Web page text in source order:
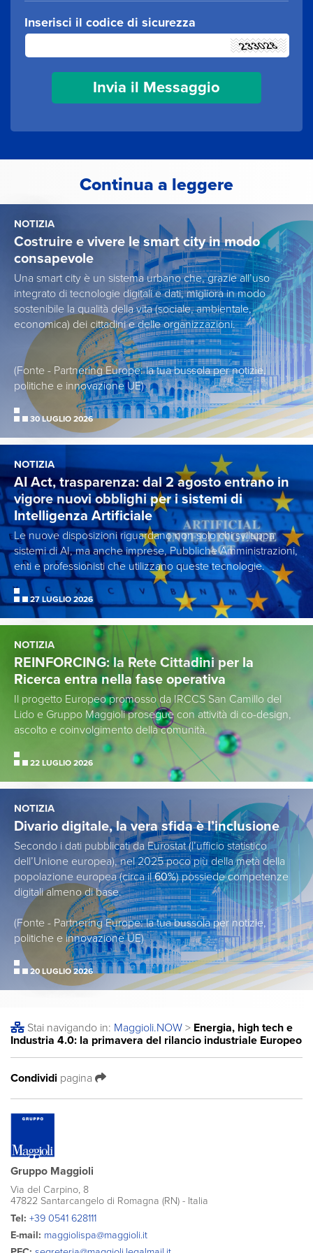
Inserisci il codice di sicurezza
Continua a leggere
NOTIZIA
Costruire e vivere le smart city in modo
consapevole
Una smart city è un sistema urbano che, grazie all’uso
integrato di tecnologie digitali e dati, migliora in modo
sostenibile la qualità della vita (sociale, ambientale,
economica) dei cittadini e delle organizzazioni.
(Fonte - Partnering Europe: la tua bussola per notizie,
politiche e innovazione UE)
30 LUGLIO 2026
NOTIZIA
AI Act, trasparenza: dal 2 agosto entrano in
vigore nuovi obblighi per i sistemi di
Intelligenza Artificiale
Le nuove disposizioni riguardano non solo chi sviluppa
sistemi di AI, ma anche imprese, Pubbliche Amministrazioni,
enti e professionisti che utilizzano queste tecnologie.
27 LUGLIO 2026
NOTIZIA
REINFORCING: la Rete Cittadini per la
Ricerca entra nella fase operativa
Il progetto Europeo promosso da IRCCS San Camillo del
Lido e Gruppo Maggioli prosegue con attività di co-design,
ascolto e coinvolgimento della comunità.
22 LUGLIO 2026
NOTIZIA
Divario digitale, la vera sfida è l’inclusione
Secondo i dati pubblicati da Eurostat (l’ufficio statistico
dell’Unione europea), nel 2025 poco più della metà della
popolazione europea (circa il60%) possiede competenze
digitali almeno di base.
(Fonte - Partnering Europe: la tua bussola per notizie,
politiche e innovazione UE)
20 LUGLIO 2026
Stai navigando in: Maggioli.NOW > Energia, high tech e
Industria 4.0: la primavera del rilancio industriale Europeo
Condividi pagina
Gruppo Maggioli
Via del Carpino, 8
47822 Santarcangelo di Romagna (RN) - Italia
Tel: +39 0541 628111
E-mail: maggiolispa@maggioli.it